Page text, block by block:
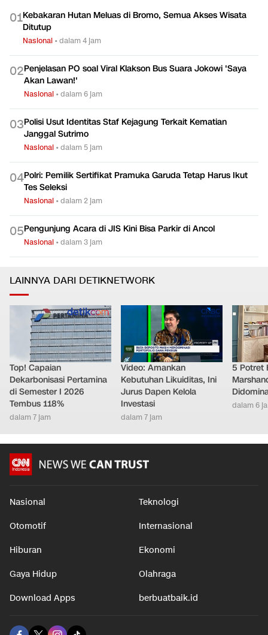
01Kebakaran Hutan Meluas di Bromo, Semua Akses Wisata
Ditutup
Nasional •dalam 4 jam
02Penjelasan PO soal Viral Klakson Bus Suara Jokowi 'Saya
Akan Lawan!'
Nasional •dalam 6 jam
03Polisi Usut Identitas Staf Kejagung Terkait Kematian
Janggal Sutrimo
Nasional •dalam 5 jam
04Polri: Pemilik Sertifikat Pramuka Garuda Tetap Harus Ikut
Tes Seleksi
Nasional •dalam 2 jam
05Pengunjung Acara di JIS Kini Bisa Parkir di Ancol
Nasional •dalam 3 jam
LAINNYA DARI DETIKNETWORK
Top! Capaian
Dekarbonisasi Pertamina
di Semester I 2026
Tembus 118%
dalam 7 jam
Video: Amankan
Kebutuhan Likuiditas, Ini
Jurus Dapen Kelola
Investasi
dalam 7 jam
5 Potret
dalam 6
Nasional Teknologi
Otomotif Internasional
Hiburan Ekonomi
Gaya Hidup Olahraga
Download Apps berbuatbaik.id